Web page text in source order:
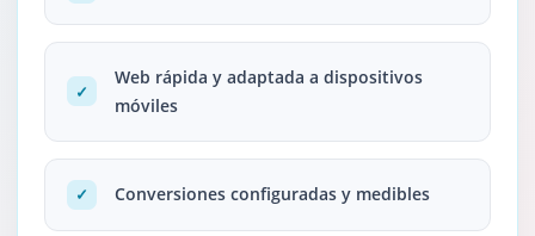
✓
Web rápida y adaptada a dispositivos
móviles
✓ Conversiones configuradas y medibles